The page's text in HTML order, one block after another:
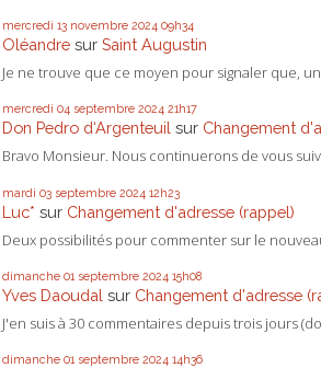
mercredi 13 novembre 2024 09h34
Oléandre sur Saint Augustin
Je ne trouve que ce moyen pour signaler que,
mercredi 04 septembre 2024 21h17
Don Pedro d‘Argenteuil sur Changement
Bravo Monsieur. Nous continuerons de vous
mardi 03 septembre 2024 12h23
Luc* sur Changement d'adresse (rappel)
Deux possibilités pour commenter sur le
dimanche 01 septembre 2024 15h08
Yves Daoudal sur Changement d'adresse
J'en suis à 30 commentaires depuis trois jours
dimanche 01 septembre 2024 14h36